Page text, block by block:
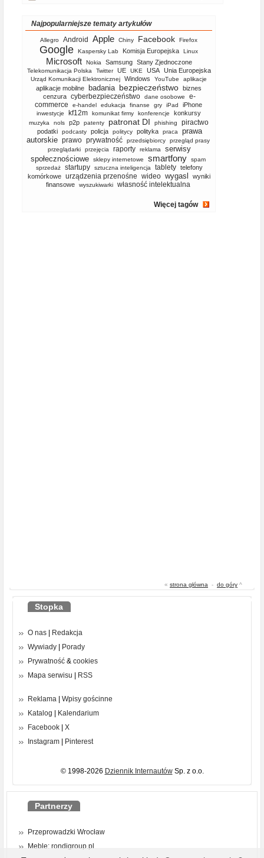
Najpopularniejsze tematy artykułów
Allegro Android Apple Chiny Facebook Firefox
Google Kaspersky Lab Komisja Europejska Linux
Microsoft Nokia Samsung Stany Zjednoczone
Telekomunikacja Polska Twitter UE UKE USA Unia Europejska
Urząd Komunikacji Elektronicznej Windows YouTube aplikacje
aplikacje mobilne badania bezpieczeństwo biznes
cenzura cyberbezpieczeństwo dane osobowe
e-
commerce
e-handel edukacja finanse gry iPad iPhone
inwestycje kf12m komunikat firmy konferencje konkursy
muzyka nols p2p patenty patronat DI phishing piractwo
podatki podcasty policja politycy polityka praca
prawa
autorskie prawo prywatność przedsiębiorcy
przegląd prasy
przeglądarki
przejęcia raporty reklama
serwisy
społecznościowe
sklepy internetowe smartfony
spam
sprzedaż
startupy sztuczna inteligencja tablety telefony
komórkowe
urządzenia przenośne wideo wygasl
wyniki
finansowe
wyszukiwarki własność intelektualna
Więcej tagów
« strona główna - do góry ^
Stopka
O nas
Redakcja
Wywiady
Porady
Prywatność & cookies
Mapa serwisu
RSS
Reklama
Wpisy gościnne
Katalog
Kalendarium
Facebook
X
Instagram
Pinterest
© 1998-2026 Dziennik InternautówSp. z o.o.
Partnerzy
Przeprowadzki Wrocław
Meble: rondigroup.pl